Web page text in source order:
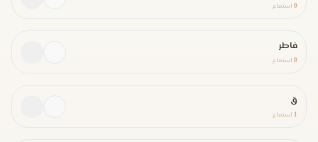
0 استماع
فاطر
0 استماع
ق
1 استماع